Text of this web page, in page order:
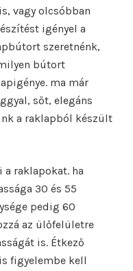
vagy olcsóbban
igényel a
szeretnénk,
bútort
ma már
sőt, elegáns
a raklapból készült
a raklapokat. ha
30 és 55
pedig 60
az ülőfelületre
is. Étkező
figyelembe kell